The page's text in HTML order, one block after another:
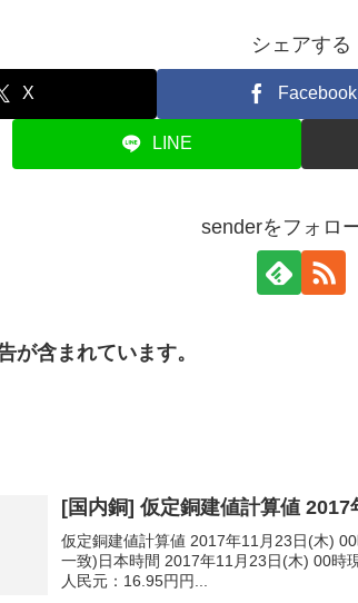
シェアする
X Facebook
LINE
senderをフォロ
が含まれています。
[国内銅] 仮定銅建値計算値
仮定銅建値計算値 2017年11月23日(木)
一致)日本時間 2017年11月23日(木) 00
人民元：16.95円円...